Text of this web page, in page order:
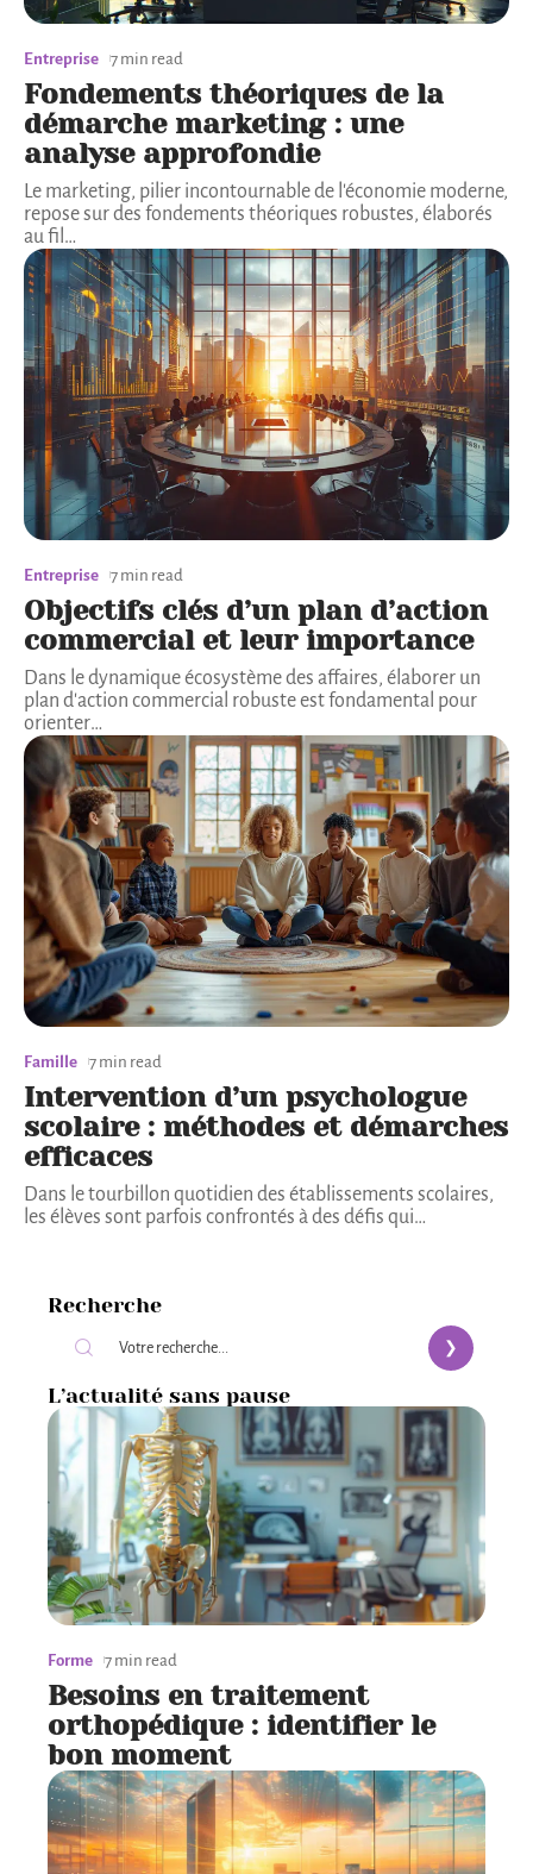
Entreprise 7 min read
Fondements théoriques de la
démarche marketing : une
analyse approfondie
Le marketing, pilier incontournable de l'économie moderne,
repose sur des fondements théoriques robustes, élaborés
au fil …
Entreprise 7 min read
Objectifs clés d’un plan d’action
commercial et leur importance
Dans le dynamique écosystème des affaires, élaborer un
plan d'action commercial robuste est fondamental pour
orienter…
Famille 7 min read
Intervention d’un psychologue
scolaire : méthodes et démarches
efficaces
Dans le tourbillon quotidien des établissements scolaires,
les élèves sont parfois confrontés à des défis qui…
Recherche
L’actualité sans pause
Forme 7 min read
Besoins en traitement
orthopédique : identifier le
bon moment